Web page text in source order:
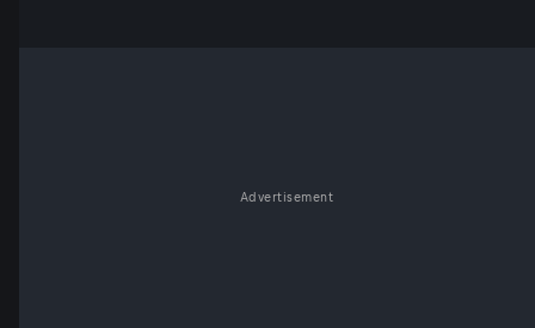
Advertisement